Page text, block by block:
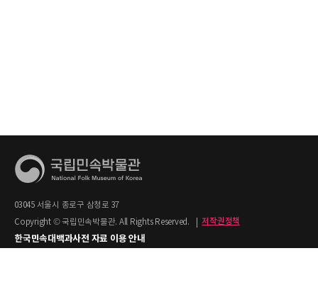
03045 서울시 종로구 삼청로 37
Copyright © 국립민속박물관. All Rights Reserved.
저작권정책
한국민속대백과사전 자료 이용 안내